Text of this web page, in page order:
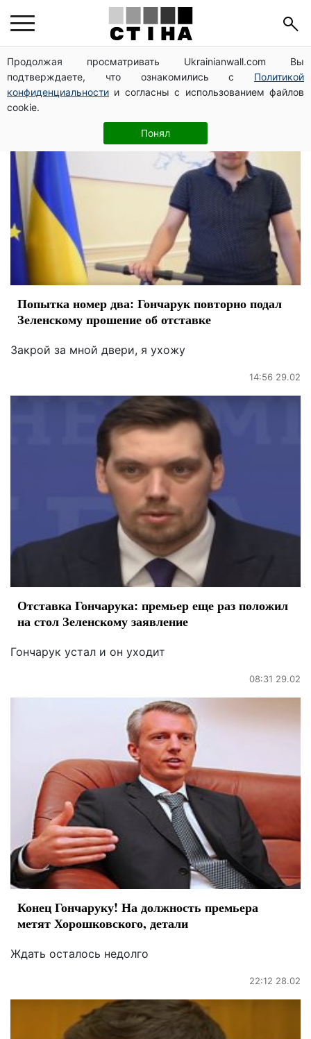
Продолжая просматривать Ukrainianwall.com Вы
подтверждаете, что ознакомились с Политикой
конфиденциальности и согласны с использованием файлов
cookie.
Понял
премьер-министр
Попытка номер два: Гончарук повторно подал
Зеленскому прошение об отставке
Закрой за мной двери, я ухожу
14:56 29.02
Отставка Гончарука: премьер еще раз положил
на стол Зеленскому заявление
Гончарук устал и он уходит
08:31 29.02
Конец Гончаруку! На должность премьера
метят Хорошковского, детали
Ждать осталось недолго
22:12 28.02